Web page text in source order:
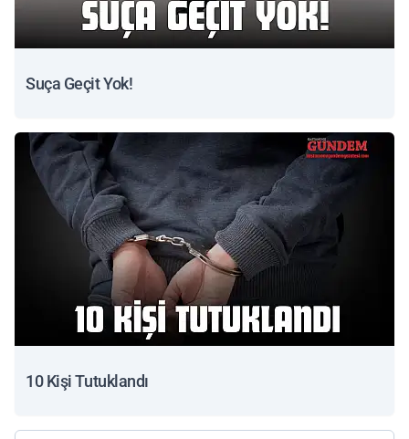
Suça Geçit Yok!
10 Kişi Tutuklandı